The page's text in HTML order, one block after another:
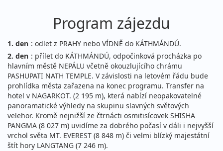
Program zájezdu
1. den : odlet z PRAHY nebo VÍDNĚ do KÁTHMÁNDÚ.
2. den : přílet do KÁTHMÁNDÚ, odpočinková procházka po
hlavním městě NEPÁLU včetně okouzlujícího chrámu
PASHUPATI NATH TEMPLE. V závislosti na letovém řádu bude
prohlídka města zařazena na konec programu. Transfer na
hotel v NAGARKOT. (2 195 m), která nabízí neopakovatelné
panoramatické výhledy na skupinu slavných světových
velehor. Kromě nejnižší ze čtrnácti osmitisícovek SHISHA
PANGMA (8 027 m) uvidíme za dobrého počasí v dáli i nejvyšší
vrchol světa MT. EVEREST (8 848 m) či velmi blízký majestátní
štít hory LANGTANG (7 246 m).